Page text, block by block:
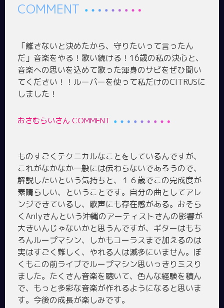
COMMENT
「離さないと決めたから、守りたいって言ったん
だ」音楽をやる！歌い続ける！16歳の私の決心と、
音楽への思いを込めて歌った渾身のサビをぜひ聞い
てください！！ルーパーを使って私だけのCITRUSに
おさむらいさん COMMENT
ものすごくテクニカルなことをしているんですが、
これがなかなか一般には伝わらないであろうので、
解説したいという気持ちと、１６歳でこの完成度が
素晴らしい、ということです。自分の曲としてアレ
ンジできているし、歌声にも存在感がある。おそら
くAnlyさんという沖縄のアーティストさんの影響が
大きいんじゃないかと思うんですが、ギターはもち
ろんループマシン、しかもコーラスまで加えるのは
実はすごく難しく、やれる人は滅多にいません。ぼ
くもこの前ライブでループマシン思いっきりミスり
ました。たくさん音楽を聴いて、色んな経験を積ん
で、もっと多彩な音楽が作れるようになると思いま